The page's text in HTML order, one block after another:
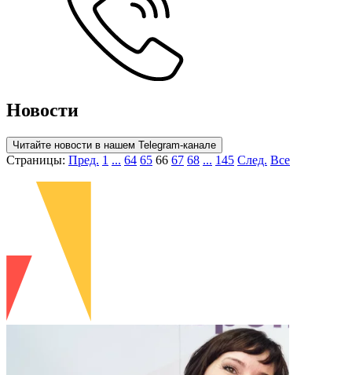
Новости
Читайте новости в нашем Telegram-канале
Страницы: Пред. 1 ... 64 65 66 67 68 ... 145 След. Все